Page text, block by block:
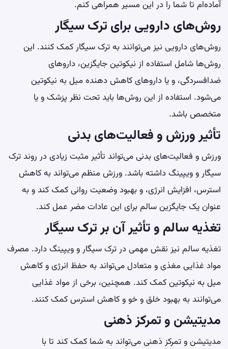
آماده‌ام تا شما را در این مسیر همراهی کنم.
روش‌های دارویی برای ترک سیگار
روش‌های دارویی نیز می‌توانند به ترک سیگار کمک کنند. این
روش‌ها شامل استفاده از نیکوتین جایگزین، داروهای
ضدافسردگی، و یا داروهای کاهش دهنده میل به نیکوتین
می‌شود. استفاده از این روش‌ها باید تحت نظر پزشک و یا
متخصص باشد.
تأثیر ورزش و فعالیت‌های بدنی
ورزش و فعالیت‌های بدنی می‌تواند تأثیر مثبت زیادی در روند ترک
سیگار و ویپینگ داشته باشد. ورزش منظم می‌تواند به کاهش
استرس، افزایش انرژی، و بهبود وضعیت روانی کمک کند و به
عنوان یک جایگزین سالم برای این عادات مضر عمل کند.
تغذیه سالم و تأثیر آن بر ترک سیگار
تغذیه سالم نیز نقش مهمی در ترک سیگار و ویپینگ دارد. مصرف
مواد غذایی مغذی و متعادل می‌تواند به حفظ انرژی و کاهش
میل به نیکوتین کمک کند. همچنین، برخی از مواد غذایی
می‌توانند به بهبود خلق و خو و کاهش استرس کمک کنند.
مدیتیشن و تمرکز ذهنی
مدیتیشن و تمرکز ذهنی می‌تواند به شما کمک کند تا با